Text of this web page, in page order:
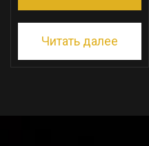
Читать далее